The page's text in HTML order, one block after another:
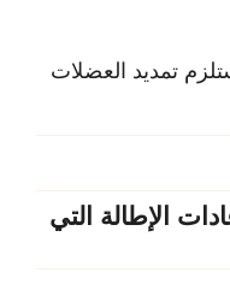
تمديد العضلات
الإطالة التي